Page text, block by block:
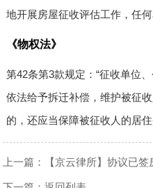
地开展房屋征收评估工作，任
《物权法》
第42条第3款规定：“征收单位
依法给予拆迁补偿，维护被征
的，还应当保障被征收人的居住
上一篇： 【京云律所】协议已签